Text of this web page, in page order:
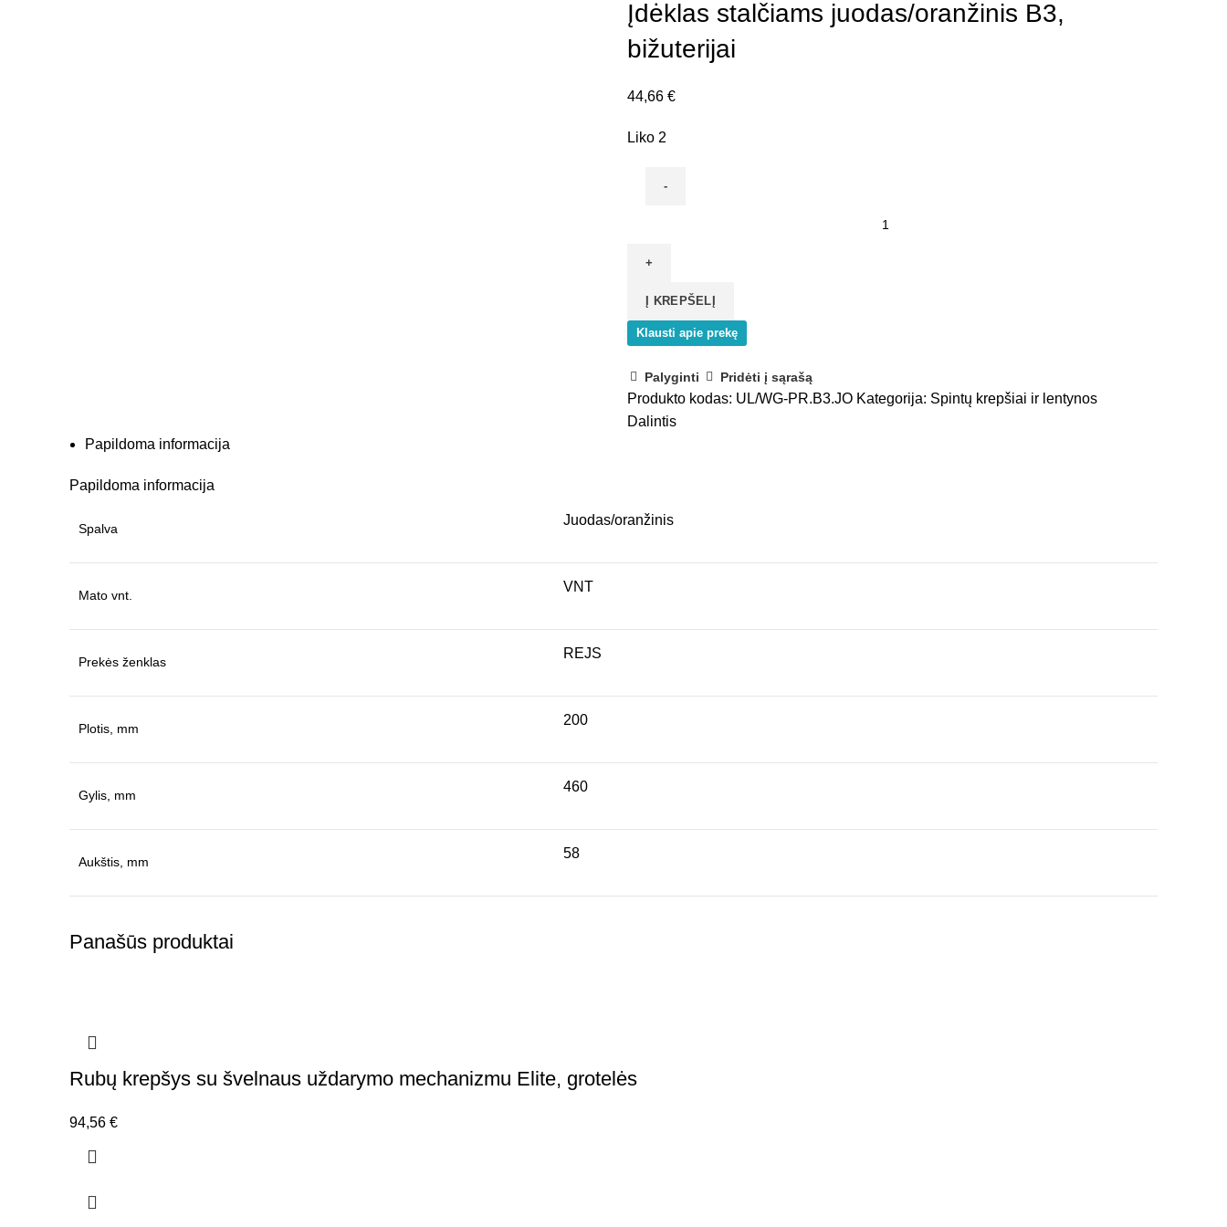
Įdėklas stalčiams juodas/oranžinis B3,
bižuterijai
44,66 €
Liko 2
Įdėklas
juodas/oranžinis
B3,
Į KREPŠELĮ
Klausti apie prekę
Palyginti Pridėti į sąrašą
Produkto kodas: UL/WG-PR.B3.JO Kategorija: Spintų krepšiai ir lentynos
Dalintis
Papildoma informacija
Papildoma informacija
Spalva
Juodas/oranžinis
Mato vnt.
VNT
Prekės ženklas
REJS
Plotis, mm
200
Gylis, mm
460
Aukštis, mm
58
Panašūs produktai
Rubų krepšys su švelnaus uždarymo mechanizmu Elite, grotelės
94,56 €